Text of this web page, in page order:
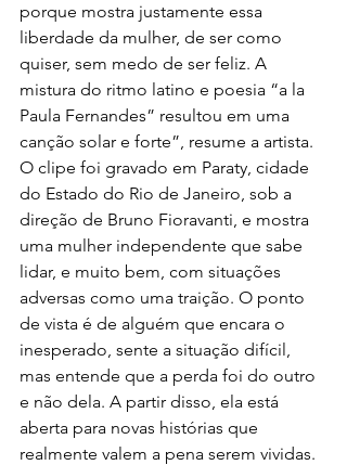
porque mostra justamente essa
liberdade da mulher, de ser como
quiser, sem medo de ser feliz. A
mistura do ritmo latino e poesia “a la
Paula Fernandes” resultou em uma
canção solar e forte”, resume a artista.
O clipe foi gravado em Paraty, cidade
do Estado do Rio de Janeiro, sob a
direção de Bruno Fioravanti, e mostra
uma mulher independente que sabe
lidar, e muito bem, com situações
adversas como uma traição. O ponto
de vista é de alguém que encara o
inesperado, sente a situação difícil,
mas entende que a perda foi do outro
e não dela. A partir disso, ela está
aberta para novas histórias que
realmente valem a pena serem vividas.